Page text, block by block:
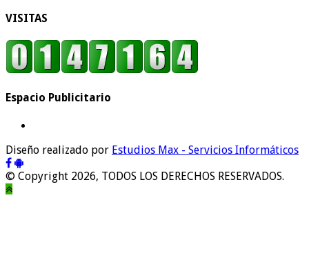
VISITAS
Espacio Publicitario
Diseño realizado por Estudios Max - Servicios Informáticos
© Copyright 2026, TODOS LOS DERECHOS RESERVADOS.